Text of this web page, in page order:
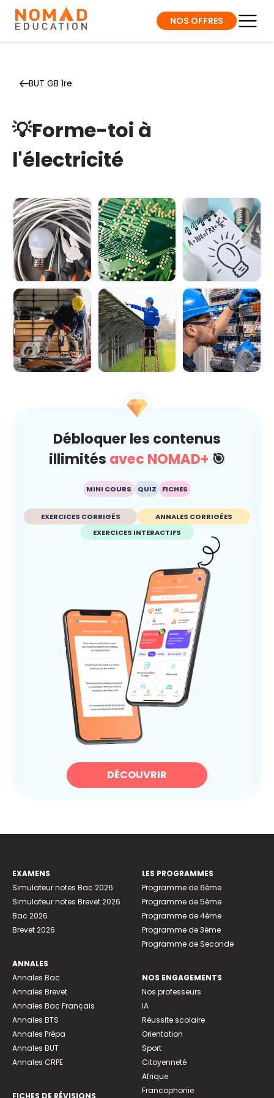
NOS OFFRES
BUT GB 1re
💡Forme-toi à
l'électricité
Module 1 - Les
bases de
l'électricité
Explorer le
circuit
électriqu...
Module 3 -
Manipuler les
principales for...
fonctionnement...
Débloquer les contenus
illimités avec NOMAD+ 🎯
MINI COURS QUIZ FICHES
EXERCICES CORRIGÉS
ANNALES CORRIGÉES
EXERCICES INTERACTIFS
DÉCOUVRIR
EXAMENS
Simulateur notes Bac 2026
Simulateur notes Brevet 2026
Bac 2026
Brevet 2026
ANNALES
Annales Bac
Annales Brevet
Annales Bac Français
Annales BTS
Annales Prépa
Annales BUT
Annales CRPE
FICHES DE RÉVISIONS
LES PROGRAMMES
Programme de 6ème
Programme de 5ème
Programme de 4ème
Programme de 3ème
Programme de Seconde
NOS ENGAGEMENTS
Nos professeurs
IA
Réussite scolaire
Orientation
Sport
Citoyenneté
Afrique
Francophonie